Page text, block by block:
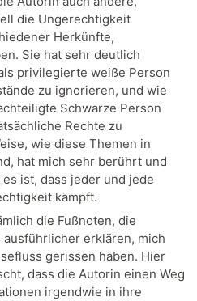
die Ungerechtigkeit
Herkünfte,
Sie hat sehr deutlich
privilegierte weiße Person
zu ignorieren, und wie
Schwarze Person
Rechte zu
wie diese Themen in
hat mich sehr berührt und
ist, dass jeder und jede
kämpft.
die Fußnoten, die
erklären, mich
gerissen haben. Hier
dass die Autorin einen Weg
irgendwie in ihre